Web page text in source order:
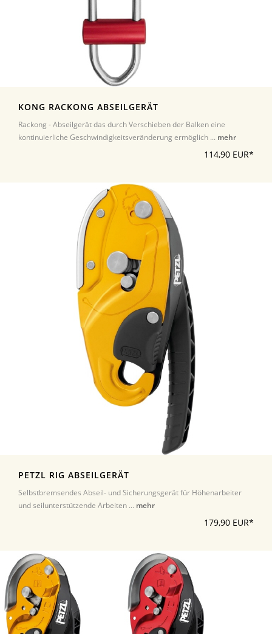
KONG RACKONG ABSEILGERÄT
Rackong - Abseilgerät das durch Verschieben der Balken eine
kontinuierliche Geschwindigkeitsveränderung ermöglich ... mehr
114,90 EUR*
PETZL RIG ABSEILGERÄT
Selbstbremsendes Abseil- und Sicherungsgerät für Höhenarbeiter
und seilunterstützende Arbeiten ... mehr
179,90 EUR*